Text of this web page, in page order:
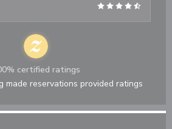
certified ratings
made reservations provided ratings